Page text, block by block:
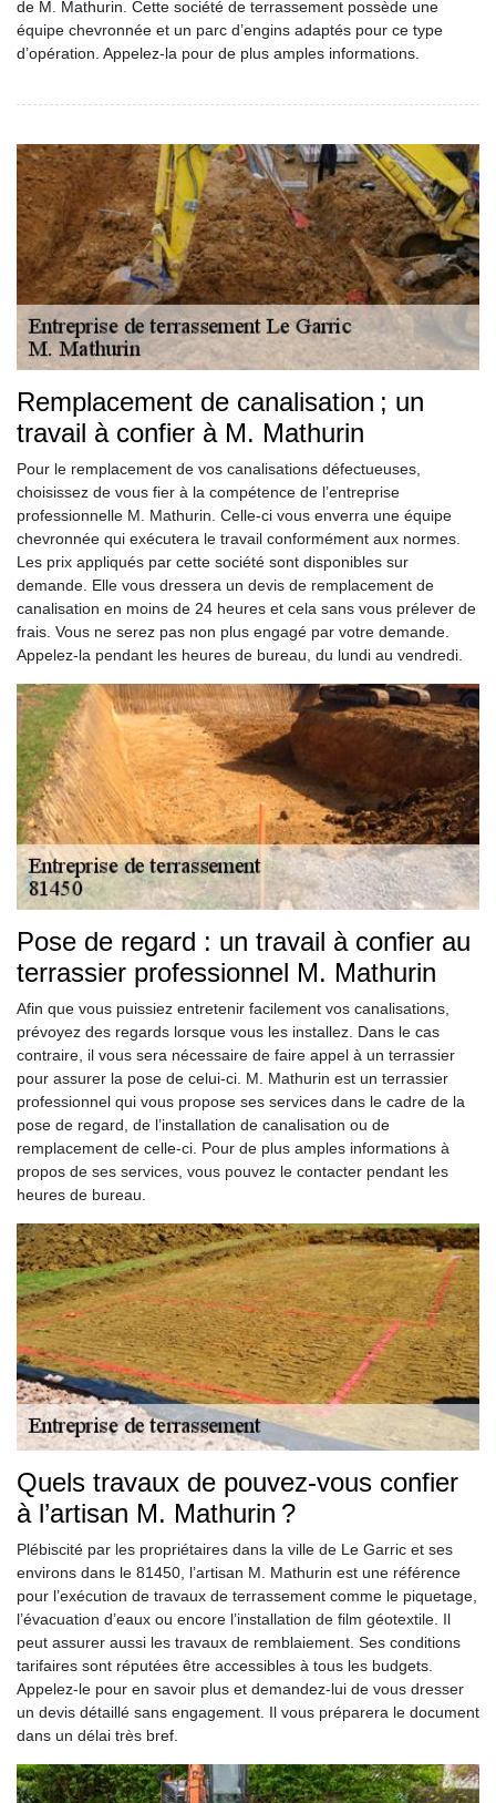
de M. Mathurin. Cette société de terrassement possède une
équipe chevronnée et un parc d’engins adaptés pour ce type
d’opération. Appelez-la pour de plus amples informations.
Remplacement de canalisation ; un
travail à confier à M. Mathurin
Pour le remplacement de vos canalisations défectueuses,
choisissez de vous fier à la compétence de l’entreprise
professionnelle M. Mathurin. Celle-ci vous enverra une équipe
chevronnée qui exécutera le travail conformément aux normes.
Les prix appliqués par cette société sont disponibles sur
demande. Elle vous dressera un devis de remplacement de
canalisation en moins de 24 heures et cela sans vous prélever de
frais. Vous ne serez pas non plus engagé par votre demande.
Appelez-la pendant les heures de bureau, du lundi au vendredi.
Pose de regard : un travail à confier au
terrassier professionnel M. Mathurin
Afin que vous puissiez entretenir facilement vos canalisations,
prévoyez des regards lorsque vous les installez. Dans le cas
contraire, il vous sera nécessaire de faire appel à un terrassier
pour assurer la pose de celui-ci. M. Mathurin est un terrassier
professionnel qui vous propose ses services dans le cadre de la
pose de regard, de l’installation de canalisation ou de
remplacement de celle-ci. Pour de plus amples informations à
propos de ses services, vous pouvez le contacter pendant les
heures de bureau.
Quels travaux de pouvez-vous confier
à l’artisan M. Mathurin ?
Plébiscité par les propriétaires dans la ville de Le Garric et ses
environs dans le 81450, l’artisan M. Mathurin est une référence
pour l’exécution de travaux de terrassement comme le piquetage,
l’évacuation d’eaux ou encore l’installation de film géotextile. Il
peut assurer aussi les travaux de remblaiement. Ses conditions
tarifaires sont réputées être accessibles à tous les budgets.
Appelez-le pour en savoir plus et demandez-lui de vous dresser
un devis détaillé sans engagement. Il vous préparera le document
dans un délai très bref.